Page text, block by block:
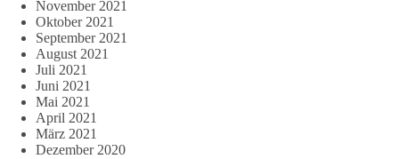
November 2021
Oktober 2021
September 2021
August 2021
Juli 2021
Juni 2021
Mai 2021
April 2021
März 2021
Dezember 2020